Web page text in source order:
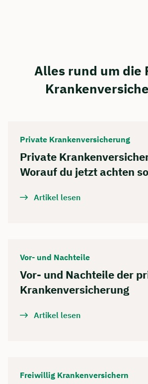
Alles rund um die
Private Krankenversicherung
Private
Worauf du jetzt achten
Artikel lesen
Vor- und Nachteile
Vor- und Nachteile der
Kranken­versicherung
Artikel lesen
Freiwillig Krankenversichern